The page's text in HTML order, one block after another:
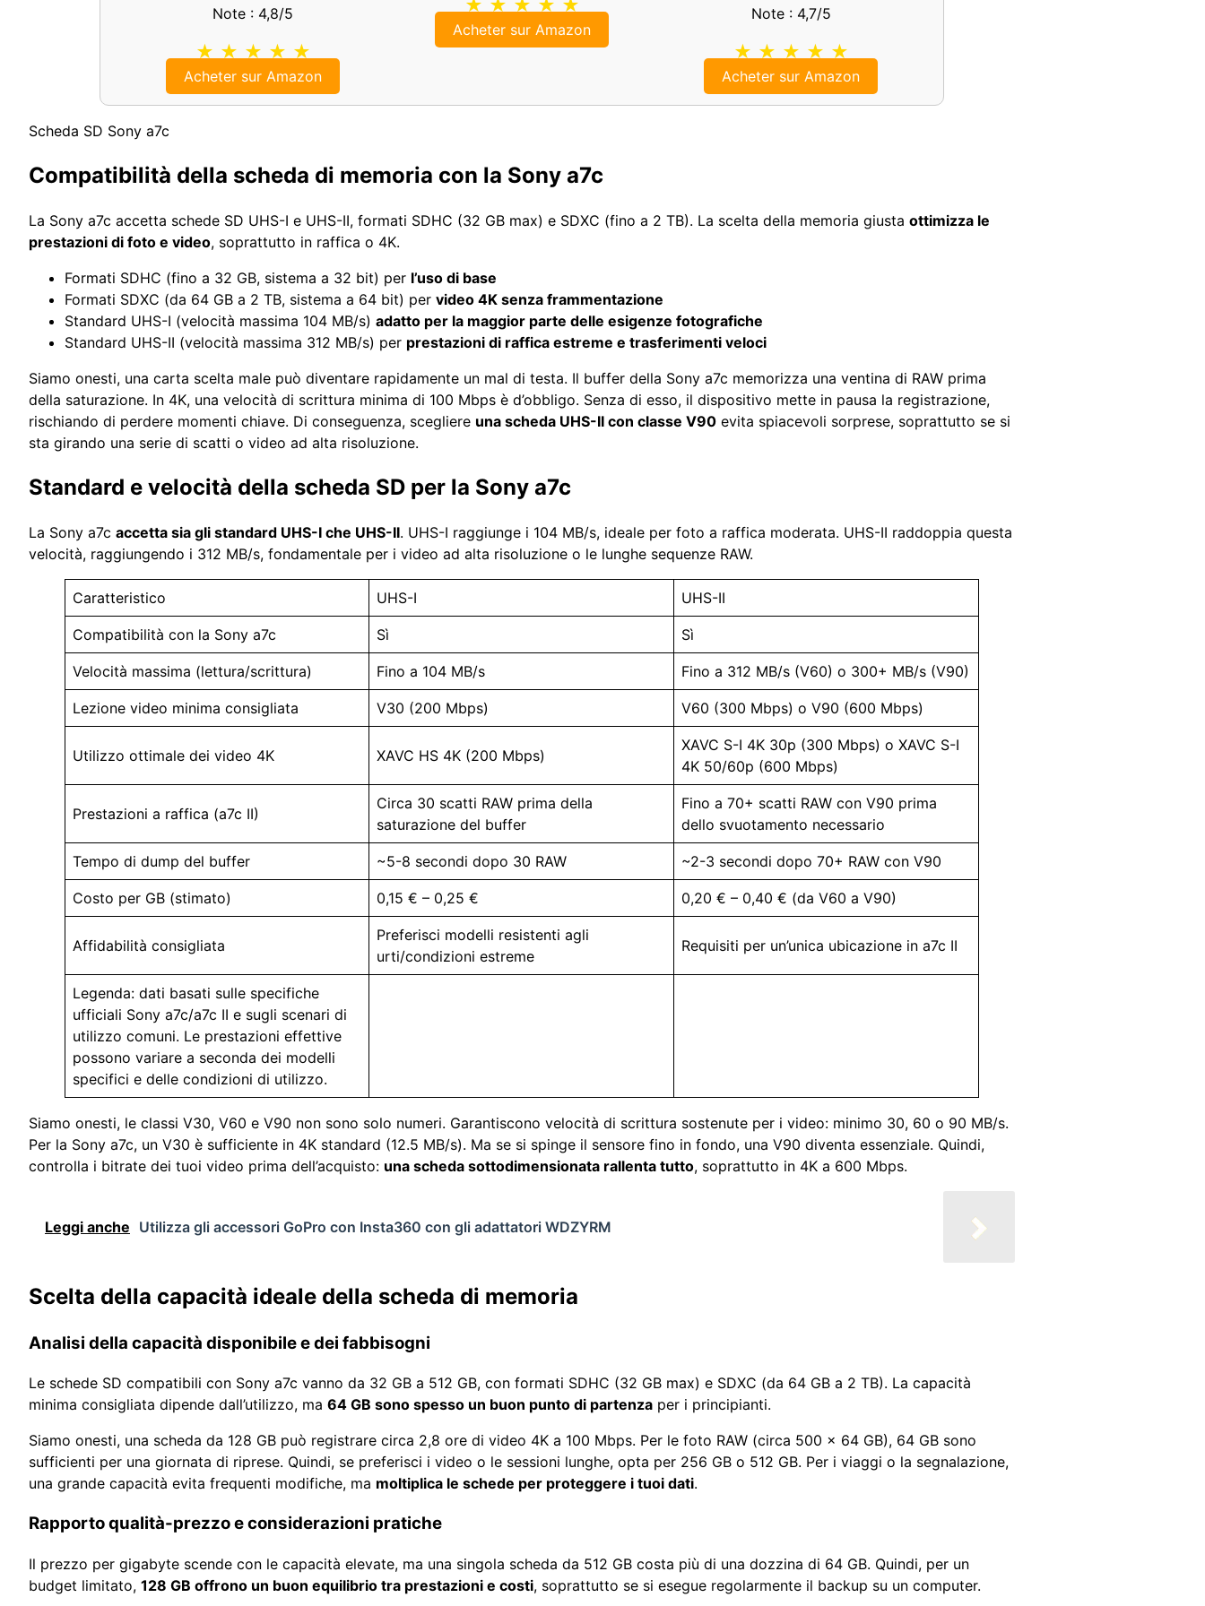
Note : 4,8/5
★ ★ ★ ★ ★
Acheter sur Amazon
★ ★ ★ ★ ★
Acheter sur Amazon
Note : 4,7/5
★ ★ ★ ★ ★
Acheter sur Amazon
Scheda SD Sony a7c
Compatibilità della scheda di memoria con la Sony a7c
La Sony a7c accetta schede SD UHS-I e UHS-II, formati SDHC (32 GB max) e SDXC (fino a 2 TB). La scelta della memoria giusta ottimizza le
prestazioni di foto e video, soprattutto in raffica o 4K.
Formati SDHC (fino a 32 GB, sistema a 32 bit) per l’uso di base
Formati SDXC (da 64 GB a 2 TB, sistema a 64 bit) per video 4K senza frammentazione
Standard UHS-I (velocità massima 104 MB/s) adatto per la maggior parte delle esigenze fotografiche
Standard UHS-II (velocità massima 312 MB/s) per prestazioni di raffica estreme e trasferimenti veloci
Siamo onesti, una carta scelta male può diventare rapidamente un mal di testa. Il buffer della Sony a7c memorizza una ventina di RAW prima
della saturazione. In 4K, una velocità di scrittura minima di 100 Mbps è d’obbligo. Senza di esso, il dispositivo mette in pausa la registrazione,
rischiando di perdere momenti chiave. Di conseguenza, scegliere una scheda UHS-II con classe V90 evita spiacevoli sorprese, soprattutto se si
sta girando una serie di scatti o video ad alta risoluzione.
Standard e velocità della scheda SD per la Sony a7c
La Sony a7c accetta sia gli standard UHS-I che UHS-II. UHS-I raggiunge i 104 MB/s, ideale per foto a raffica moderata. UHS-II raddoppia questa
velocità, raggiungendo i 312 MB/s, fondamentale per i video ad alta risoluzione o le lunghe sequenze RAW.
Caratteristico UHS-I UHS-II
Compatibilità con la Sony a7c Sì Sì
Velocità massima (lettura/scrittura) Fino a 104 MB/s Fino a 312 MB/s (V60) o 300+ MB/s (V90)
Lezione video minima consigliata V30 (200 Mbps) V60 (300 Mbps) o V90 (600 Mbps)
Utilizzo ottimale dei video 4K XAVC HS 4K (200 Mbps)
XAVC S-I 4K 30p (300 Mbps) o XAVC S-I
4K 50/60p (600 Mbps)
Prestazioni a raffica (a7c II)
Circa 30 scatti RAW prima della
saturazione del buffer
Fino a 70+ scatti RAW con V90 prima
dello svuotamento necessario
Tempo di dump del buffer ~5-8 secondi dopo 30 RAW ~2-3 secondi dopo 70+ RAW con V90
Costo per GB (stimato) 0,15 € – 0,25 € 0,20 € – 0,40 € (da V60 a V90)
Affidabilità consigliata
Preferisci modelli resistenti agli
urti/condizioni estreme
Requisiti per un’unica ubicazione in a7c II
Legenda: dati basati sulle specifiche
ufficiali Sony a7c/a7c II e sugli scenari di
utilizzo comuni. Le prestazioni effettive
possono variare a seconda dei modelli
specifici e delle condizioni di utilizzo.
Siamo onesti, le classi V30, V60 e V90 non sono solo numeri. Garantiscono velocità di scrittura sostenute per i video: minimo 30, 60 o 90 MB/s.
Per la Sony a7c, un V30 è sufficiente in 4K standard (12.5 MB/s). Ma se si spinge il sensore fino in fondo, una V90 diventa essenziale. Quindi,
controlla i bitrate dei tuoi video prima dell’acquisto: una scheda sottodimensionata rallenta tutto, soprattutto in 4K a 600 Mbps.
Leggi anche Utilizza gli accessori GoPro con Insta360 con gli adattatori WDZYRM
Scelta della capacità ideale della scheda di memoria
Analisi della capacità disponibile e dei fabbisogni
Le schede SD compatibili con Sony a7c vanno da 32 GB a 512 GB, con formati SDHC (32 GB max) e SDXC (da 64 GB a 2 TB). La capacità
minima consigliata dipende dall’utilizzo, ma 64 GB sono spesso un buon punto di partenza per i principianti.
Siamo onesti, una scheda da 128 GB può registrare circa 2,8 ore di video 4K a 100 Mbps. Per le foto RAW (circa 500 x 64 GB), 64 GB sono
sufficienti per una giornata di riprese. Quindi, se preferisci i video o le sessioni lunghe, opta per 256 GB o 512 GB. Per i viaggi o la segnalazione,
una grande capacità evita frequenti modifiche, ma moltiplica le schede per proteggere i tuoi dati.
Rapporto qualità-prezzo e considerazioni pratiche
Il prezzo per gigabyte scende con le capacità elevate, ma una singola scheda da 512 GB costa più di una dozzina di 64 GB. Quindi, per un
budget limitato, 128 GB offrono un buon equilibrio tra prestazioni e costi, soprattutto se si esegue regolarmente il backup su un computer.